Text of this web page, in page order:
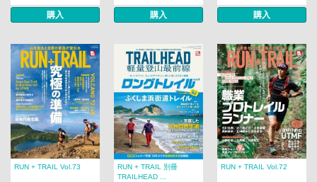
購入 購入 購入
RUN + TRAIL Vol.73
RUN + TRAIL 別冊
TRAILHEAD ...
RUN + TRAIL Vol.72